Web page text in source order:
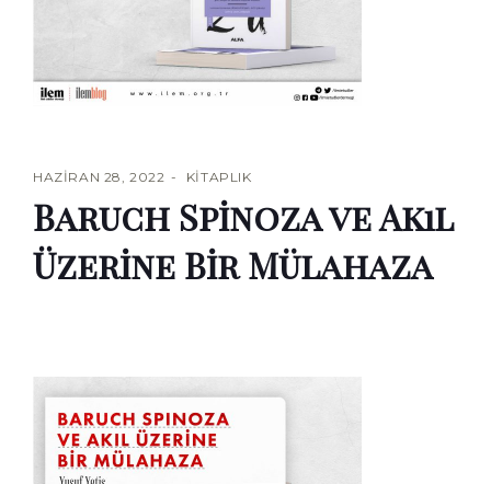
HAZIRAN 28, 2022 KITAPLIK
Baruch Spinoza ve Akıl
Üzerine Bir Mülahaza